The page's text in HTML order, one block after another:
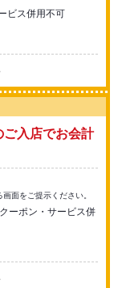
ビス併用不可
ご入店でお会計
面をご提示ください。
ーポン・サービス併